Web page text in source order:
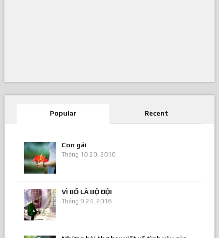
Popular Recent
Con gái
Tháng 10 20, 2016
VÌ BỐ LÀ BỘ ĐỘI
Tháng 9 24, 2016